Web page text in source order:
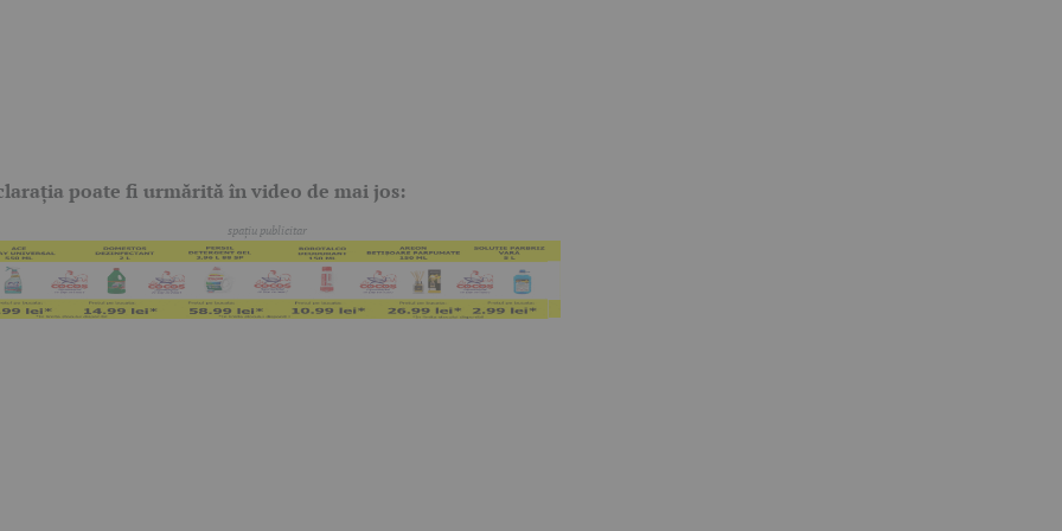
poate fi urmărită în video de mai jos: